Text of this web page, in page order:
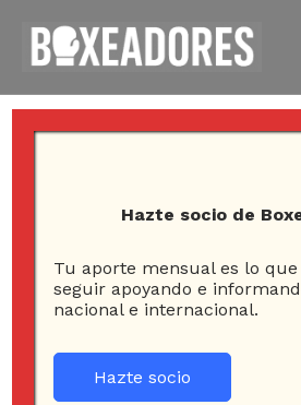
HOME
COLUMNAS
ROUND A ROUND: LA PELEA QUE LE
HONOR AL BOXEO CHILENO
Hazte socio de
Tu aporte mensual es lo
seguir apoyando e
nacional e internacional.
Hazte socio